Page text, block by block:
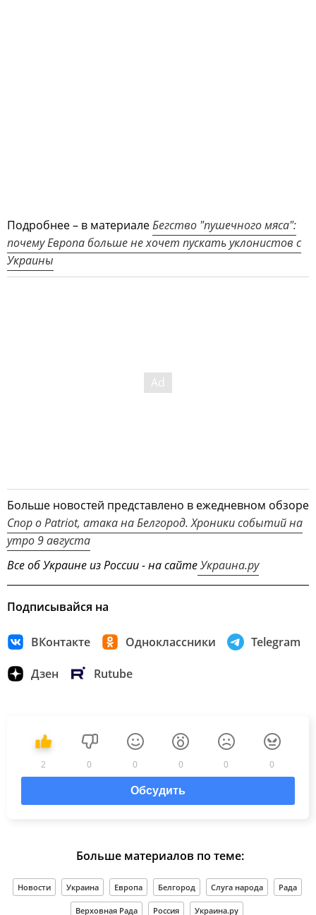
Подробнее – в материалеБегство "пушечного мяса":
почему Европа больше не хочет пускать уклонистов с
Украины
Больше новостей представлено в ежедневном обзоре
Спор о Patriot, атака на Белгород. Хроники событий на
утро 9 августа
Все об Украине из России - на сайтеУкраина.ру
Подписывайся на
ВКонтакте Одноклассники Telegram
Дзен Rutube
2 0 0 0 0 0
Обсудить
Больше материалов по теме:
Новости Украина Европа Белгород Слуга народа Рада
Верховная Рада Россия Украина.ру